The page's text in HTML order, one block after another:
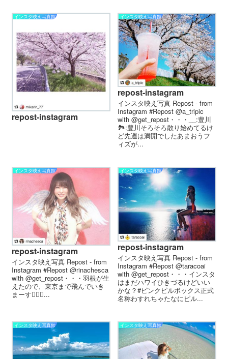
インスタ映え写真館
repost-instagram
インスタ映え写真館
repost-instagram
インスタ映え写真 Repost - from
Instagram #Repost @a_tripic
with @get_repost・・・__:豊川
🏞:豊川そろそろ散り始めてるけ
ど先週は満開でしたあまおうフ
ィズが...
インスタ映え写真館
repost-instagram
インスタ映え写真 Repost - from
Instagram #Repost @rinachesca
with @get_repost・・・羽根が生
えたので、 東京まで飛んでいき
まーす！🏻🌤 ...
インスタ映え写真館
repost-instagram
インスタ映え写真 Repost - from
Instagram #Repost @taracoai
with @get_repost・・・インスタ
はまだハワイひきづるけどいい
かな？#ピンクピルボックス正式
名称わすれちゃたなにピル...
インスタ映え写真館 インスタ映え写真館